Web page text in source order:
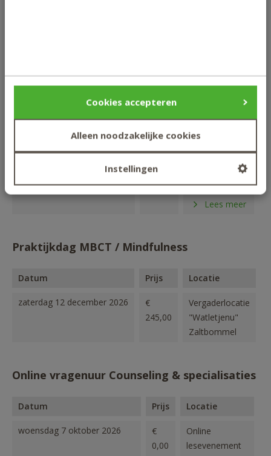
Cookies accepteren
Alleen noodzakelijke cookies
Instellingen
485,00
Centraal
Maarssen
485,00
Maarssen
Lees meer
Praktijkdag MBCT / Mindfulness
Datum Prijs Locatie
zaterdag 12 december 2026
€
245,00
Vergaderlocatie
"Watletjenu"
Zaltbommel
Online vragenuur Counseling & specialisaties
Datum Prijs Locatie
woensdag 7 oktober 2026
€
0,00
Online
lesevenement